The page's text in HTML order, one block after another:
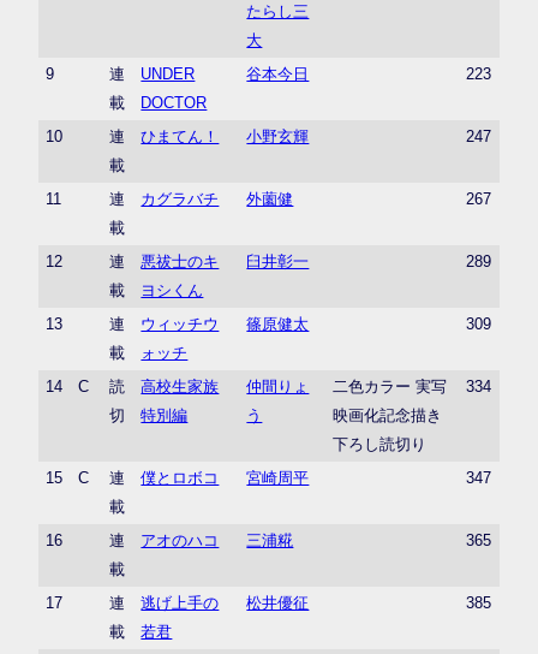
たらし三
大
9
連
載
UNDER
DOCTOR
谷本今日 223
10
連
載
ひまてん！ 小野玄輝 247
11
連
載
カグラバチ 外薗健 267
12
連
載
悪祓士のキ
ヨシくん
臼井彰一 289
13
連
載
ウィッチウ
ォッチ
篠原健太 309
14 C
読
切
高校生家族
特別編
仲間りょ
う
二色カラー 実写
映画化記念描き
下ろし読切り
334
15 C
連
載
僕とロボコ 宮崎周平 347
16
連
載
アオのハコ 三浦糀 365
17
連
載
逃げ上手の
若君
松井優征 385